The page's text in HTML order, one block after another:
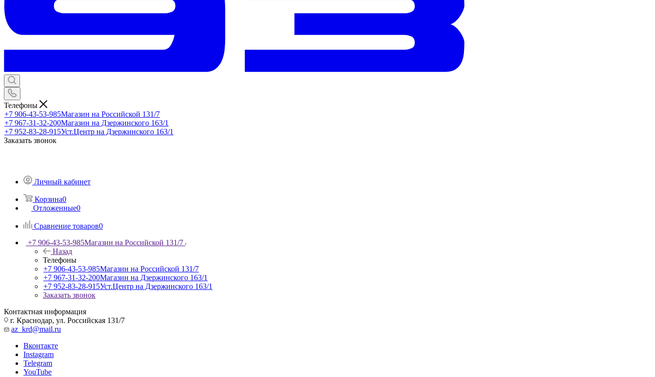
Телефоны
+7 906-43-53-985Магазин на Российской 131/7
+7 967-31-32-200Магазин на Дзержинского 163/1
+7 952-83-28-915Уст.Центр на Дзержинского 163/1
Заказать звонок
Личный кабинет
Корзина0
Отложенные0
Сравнение товаров0
+7 906-43-53-985Магазин на Российской 131/7
Назад
Телефоны
+7 906-43-53-985Магазин на Российской 131/7
+7 967-31-32-200Магазин на Дзержинского 163/1
+7 952-83-28-915Уст.Центр на Дзержинского 163/1
Заказать звонок
Контактная информация
г. Краснодар, ул. Российская 131/7
az_krd@mail.ru
Вконтакте
Instagram
Telegram
YouTube